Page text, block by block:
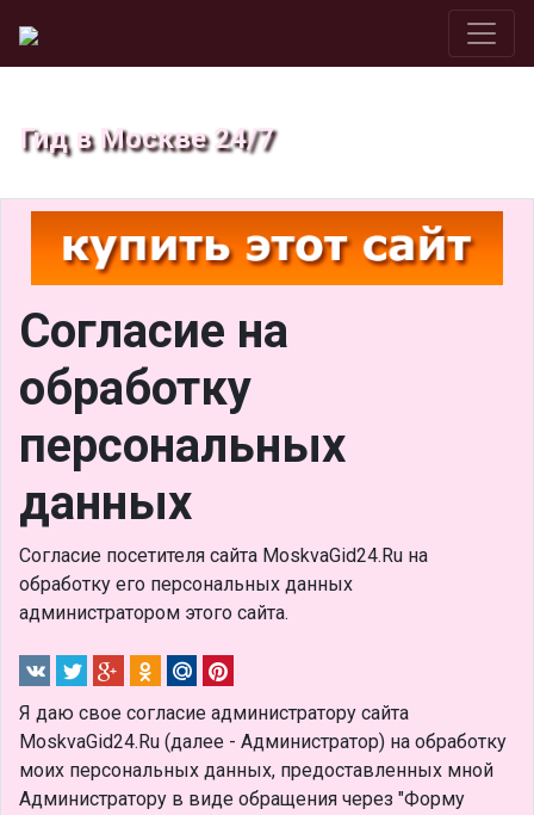
Гид в Москве 24/7
Cогласие на
обработку
персональных
данных
Согласие посетителя сайта MoskvaGid24.Ru на
обработку его персональных данных
администратором этого сайта.
Я даю свое согласие администратору сайта
MoskvaGid24.Ru (далее - Администратор) на обработку
моих персональных данных, предоставленных мной
Администратору в виде обращения через "Форму